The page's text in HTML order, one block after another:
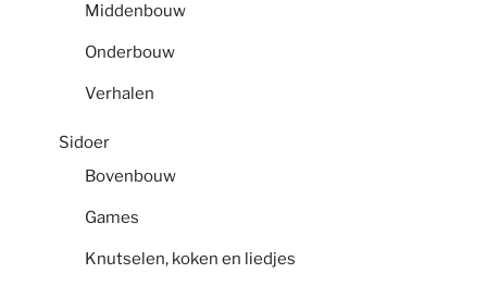
Middenbouw
Onderbouw
Verhalen
Sidoer
Bovenbouw
Games
Knutselen, koken en liedjes